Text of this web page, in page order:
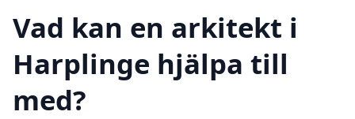
Vad kan en arkitekt i
Harplinge hjälpa till
med?